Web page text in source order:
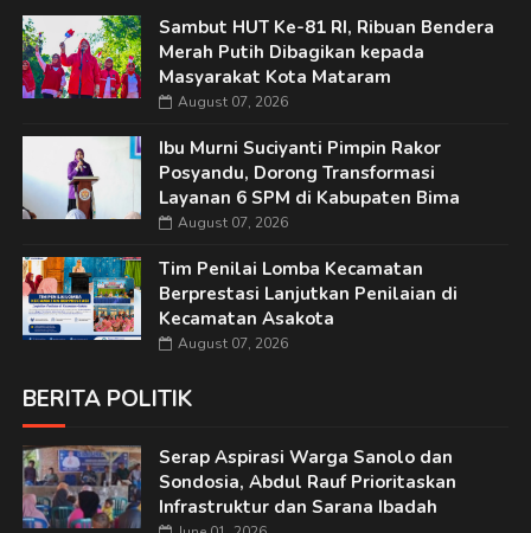
Sambut HUT Ke-81 RI, Ribuan Bendera
Merah Putih Dibagikan kepada
Masyarakat Kota Mataram
August 07, 2026
Ibu Murni Suciyanti Pimpin Rakor
Posyandu, Dorong Transformasi
Layanan 6 SPM di Kabupaten Bima
August 07, 2026
Tim Penilai Lomba Kecamatan
Berprestasi Lanjutkan Penilaian di
Kecamatan Asakota
August 07, 2026
BERITA POLITIK
Serap Aspirasi Warga Sanolo dan
Sondosia, Abdul Rauf Prioritaskan
Infrastruktur dan Sarana Ibadah